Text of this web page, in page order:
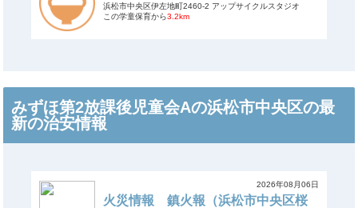
浜松市中央区伊左地町2460-2 アップサイクルスタジオ
この学童保育から3.2km
みずほ第2放課後児童会Aの浜松市中央区の最
新の治安情報
2026年08月06日
火災情報 鎮火報（浜松市中央区桜